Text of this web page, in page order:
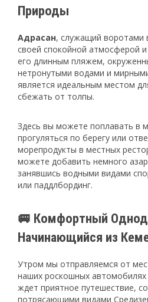
Природы
Адрасан, служащий воротами
своей спокойной атмосферой
его длинным пляжем,
нетронутыми водами и
является идеальным местом
сбежать от толпы.
Здесь вы можете поплавать в
прогуляться по берегу или
морепродукты в местных
можете добавить немного
занявшись водными видами
или паддлбординг.
🚐 Комфортный
Начинающийся из
Утром мы отправляемся от
наших роскошных
ждет приятное путешествие,
потрясающими видами